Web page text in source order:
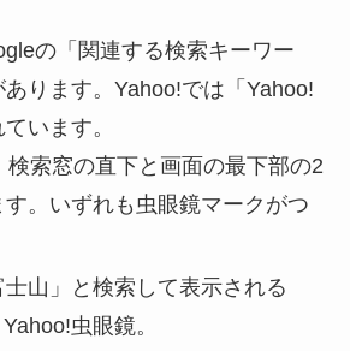
の「関連する検索キーワー
あります。Yahoo!では 「Yahoo!
います。
検索窓の直下と画面の最下部の2
。いずれも虫眼鏡マーク がつ
山」と検索して表示される
Yahoo!虫眼鏡。